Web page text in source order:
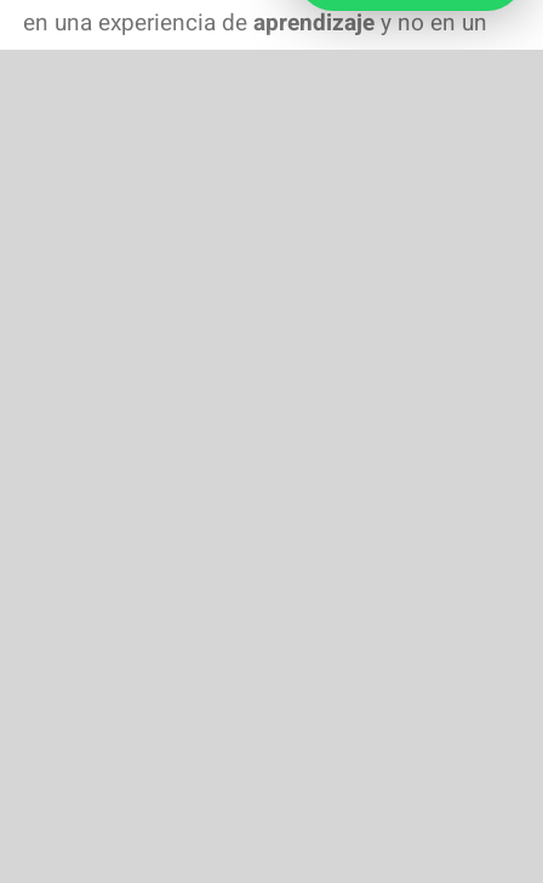
en una experiencia deaprendizajey no en un